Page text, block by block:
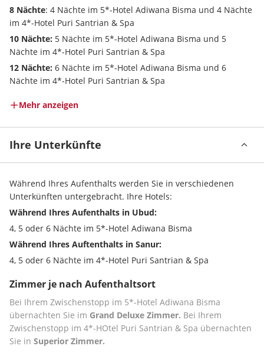
8 Nächte: 4 Nächte im 5*-Hotel Adiwana Bisma und 4 Nächte
im 4*-Hotel Puri Santrian & Spa
10 Nächte: 5 Nächte im 5*-Hotel Adiwana Bisma und 5
Nächte im 4*-Hotel Puri Santrian & Spa
12 Nächte: 6 Nächte im 5*-Hotel Adiwana Bisma und 6
Nächte im 4*-Hotel Puri Santrian & Spa
Mehr anzeigen
Ihre Unterkünfte
Während Ihres Aufenthalts werden Sie in verschiedenen
Unterkünften untergebracht. Ihre Hotels:
Während Ihres Aufenthalts in Ubud:
4, 5 oder 6 Nächte im 5*-Hotel Adiwana Bisma
Während Ihres Auftenthalts in Sanur:
4, 5 oder 6 Nächte im 4*-Hotel Puri Santrian & Spa
Zimmer je nach Aufenthaltsort
Bei Ihrem Zwischenstopp im 5*-Hotel Adiwana Bisma
übernachten Sie im Grand Deluxe Zimmer. Bei Ihrem
Zwischenstopp im 4*-HOtel Puri Santrian & Spa übernachten
Sie in Superior Zimmer.